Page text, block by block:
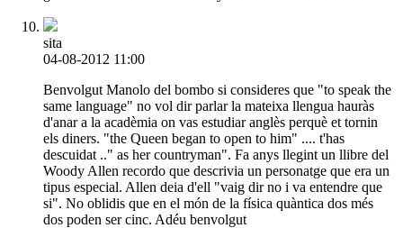
sita
04-08-2012 11:00
Benvolgut Manolo del bombo si consideres que "to speak the
same language" no vol dir parlar la mateixa llengua hauràs
d'anar a la acadèmia on vas estudiar anglès perquè et tornin
els diners. "the Queen began to open to him" .... t'has
descuidat .." as her countryman". Fa anys llegint un llibre del
Woody Allen recordo que descrivia un personatge que era un
tipus especial. Allen deia d'ell "vaig dir no i va entendre que
si". No oblidis que en el món de la física quàntica dos més
dos poden ser cinc. Adéu benvolgut